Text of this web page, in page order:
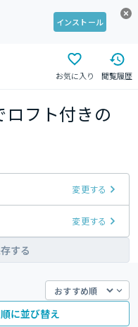
インストール
お気に入り 閲覧履歴
ロフト付きの
変更する
変更する
する
に並び替え